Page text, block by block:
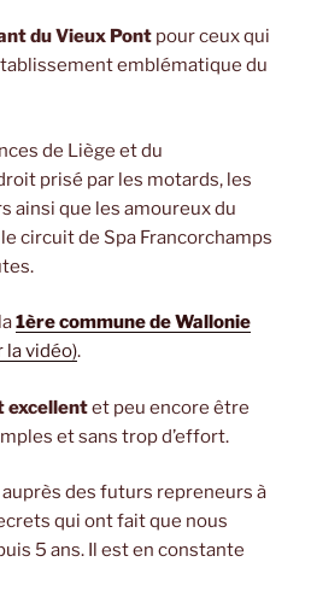
du Vieux Pont pour ceux qui
emblématique du
de Liège et du
prisé par les motards, les
ainsi que les amoureux du
circuit de Spa Francorchamps
1ère commune de Wallonie
la vidéo).
excellentet peu encore être
et sans trop d’effort.
auprès des futurs repreneurs à
qui ont fait que nous
5 ans. Il est en constante